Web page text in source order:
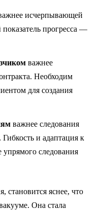
исчерпывающей
прогресса —
важнее
Необходим
для создания
важнее следования
и адаптация к
следования
становится яснее, что
Она стала